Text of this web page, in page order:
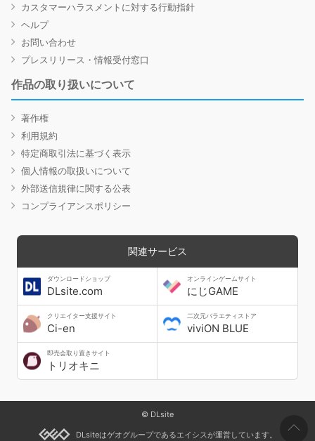
カスタマーハラスメントに対する行動指針
ヘルプ
お問い合わせ
プレスリリース・情報受付窓口
作品の取り扱いについて
著作権
利用規約
特定商取引法に基づく表示
個人情報の取扱いについて
外部送信規律に関する公表
コンプライアンスポリシー
関連サービス
ダウンロードショップ
DLsite.com
オンラインゲームサイト
にじGAME
クリエイター支援サイト
Ci-en
二次元バラエティストア
viviON BLUE
即売会取り置きサイト
トリオキニ
© DLsite
DLsiteはゲオグループであるエイシスが運営しています。